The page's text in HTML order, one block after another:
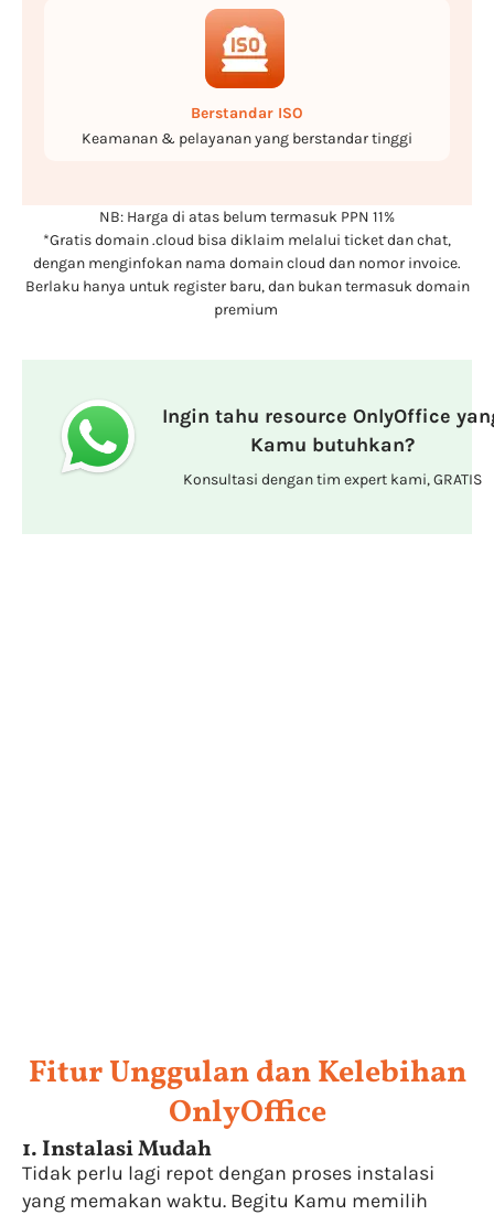
Berstandar ISO
Keamanan & pelayanan yang berstandar tinggi
NB: Harga di atas belum termasuk PPN 11%
*Gratis domain .cloud bisa diklaim melalui ticket dan chat,
dengan menginfokan nama domain cloud dan nomor invoice.
Berlaku hanya untuk register baru, dan bukan termasuk domain
premium
Ingin tahu resource OnlyOffice
Kamu butuhkan?
Konsultasi dengan tim expert kami, GRATIS
Fitur Unggulan dan Kelebihan
OnlyOffice
1. Instalasi Mudah
Tidak perlu lagi repot dengan proses instalasi
yang memakan waktu. Begitu Kamu memilih